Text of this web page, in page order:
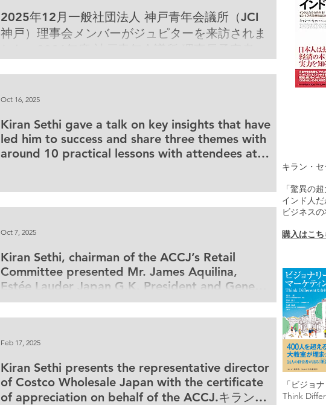
ッシュレス革命を推進する取り組みについて語っ
た。
2025年12月一般社団法人 神戸青年会議所（JCI
神戸）理事会メンバーがジュピターを来訪されま
談を行いました。当日は、キランの就任予定に際
および事業概要についてご報告をいただきまし
た。
Kiran Sethi gave a talk on key insights that have
led him to success and share three themes with
around 10 practical lessons with attendees at
Oct 16, 2025
Kiran Sethi, chairman of the ACCJ’s Retail
Committee presented Mr. James Aquilina,
Estée Lauder Japan G.K. President and General
Manager with certificate of appreciation on
October 7 in Tokyo.
Oct 7, 2025
Kiran Sethi presents the representative director
of Costco Wholesale Japan with the certificate
of appreciation on behalf of the ACCJ.キランが
Feb 17, 2025
キラン・
「驚異の
インド人だ
ビジネス
購入はこ
「ビジョ
Think